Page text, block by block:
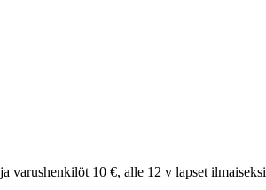
varushenkilöt 10 €, alle 12 v lapset ilmaiseksi